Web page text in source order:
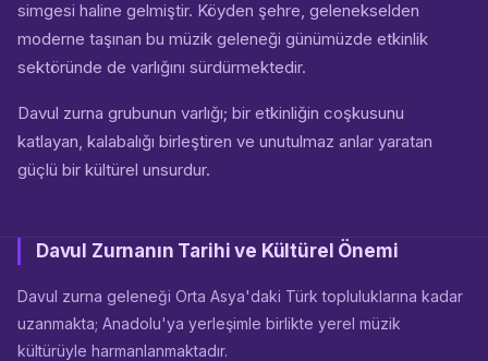
simgesi haline gelmiştir. Köyden şehre, gelenekselden
moderne taşınan bu müzik geleneği günümüzde etkinlik
sektöründe de varlığını sürdürmektedir.
Davul zurna grubunun varlığı; bir etkinliğin coşkusunu
katlayan, kalabalığı birleştiren ve unutulmaz anlar yaratan
güçlü bir kültürel unsurdur.
Davul Zurnanın Tarihi ve Kültürel Önemi
Davul zurna geleneği Orta Asya'daki Türk topluluklarına kadar
uzanmakta; Anadolu'ya yerleşimle birlikte yerel müzik
kültürüyle harmanlanmaktadır.